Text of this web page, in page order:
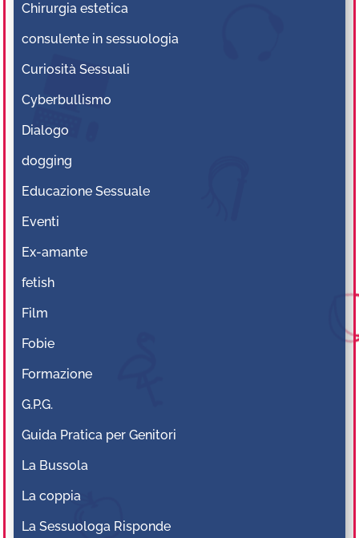
Chirurgia estetica
consulente in sessuologia
Curiosità Sessuali
Cyberbullismo
Dialogo
dogging
Educazione Sessuale
Eventi
Ex-amante
fetish
Film
Fobie
Formazione
G.P.G.
Guida Pratica per Genitori
La Bussola
La coppia
La Sessuologa Risponde